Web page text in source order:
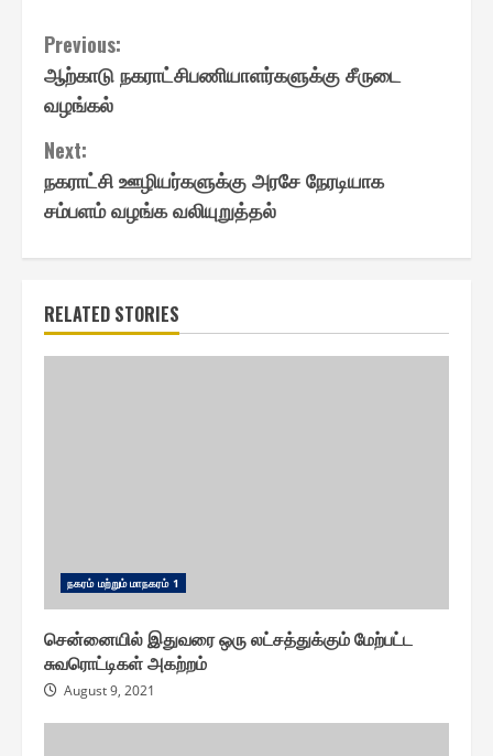
Continue
Reading
Previous:
ஆற்காடு நகராட்சிபணியாளர்களுக்கு சீருடை
வழங்கல்
Next:
நகராட்சி ஊழியர்களுக்கு அரசே நேரடியாக
சம்பளம் வழங்க வலியுறுத்தல்
RELATED STORIES
ந௧ரம் மற்றும் மாந௧ரம் 1
சென்னையில் இதுவரை ஒரு லட்சத்துக்கும் மேற்பட்ட
சுவரொட்டிகள் அகற்றம்
August 9, 2021